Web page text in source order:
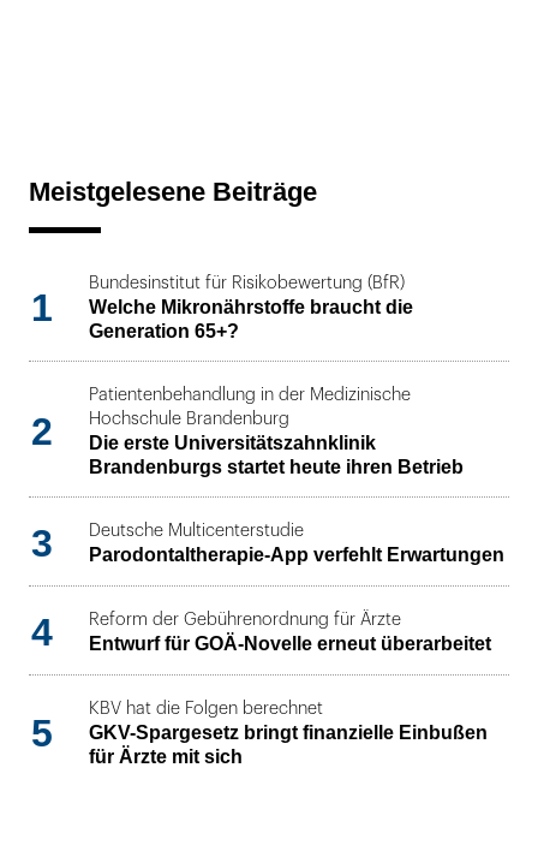
Meistgelesene Beiträge
1
Bundesinstitut für Risikobewertung (BfR)
Welche Mikronährstoffe braucht die
Generation 65+?
2
Patientenbehandlung in der Medizinische
Hochschule Brandenburg
Die erste Universitätszahnklinik
Brandenburgs startet heute ihren Betrieb
3 Deutsche Multicenterstudie
Parodontaltherapie-App verfehlt Erwartungen
4 Reform der Gebührenordnung für Ärzte
Entwurf für GOÄ-Novelle erneut überarbeitet
5
KBV hat die Folgen berechnet
GKV-Spargesetz bringt finanzielle Einbußen
für Ärzte mit sich